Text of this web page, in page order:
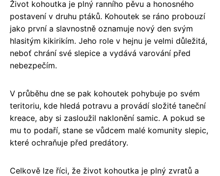
Život kohoutka je plný ranního pěvu a honosného
postavení v druhu ptáků. Kohoutek se ráno probouzí
jako první a slavnostně oznamuje nový den svým
hlasitým kikirikím. Jeho role v hejnu je velmi důležitá,
neboť chrání své slepice a vydává varování před
nebezpečím.
V průběhu dne se pak kohoutek pohybuje po svém
teritoriu, kde hledá potravu a provádí složité taneční
kreace, aby si zasloužil naklonění samic. A pokud se
mu to podaří, stane se vůdcem malé komunity slepic,
které ochraňuje před predátory.
Celkově lze říci, že život kohoutka je plný zvratů a